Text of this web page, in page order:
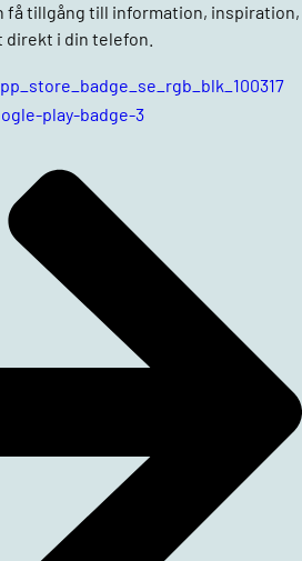
få tillgång till information, inspiration,
direkt i din telefon.